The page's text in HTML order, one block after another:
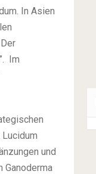
In Asien
Im
und
Ganoderma